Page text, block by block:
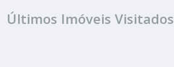
Últimos Imóveis Visitados